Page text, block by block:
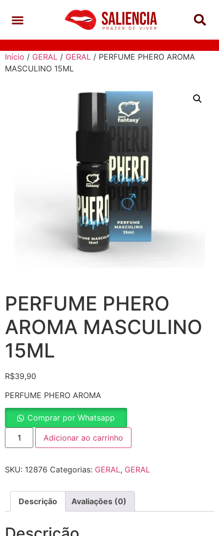
Início / GERAL / GERAL / PERFUME PHERO AROMA
MASCULINO 15ML
PERFUME PHERO
AROMA MASCULINO
15ML
R$39,90
PERFUME PHERO AROMA
Comprar por Whatsapp
Adicionar ao carrinho
SKU: 12876 Categorias: GERAL, GERAL
Descrição Avaliações (0)